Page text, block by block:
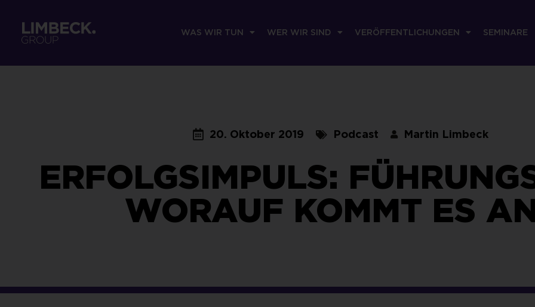
WAS WIR TUN WER WIR SIND VERÖFFENTLICHUNGEN SEMINARE
20. Oktober 2019 Podcast Martin Limbeck
ERFOLGSIMPULS:
WORAUF KOMMT ES